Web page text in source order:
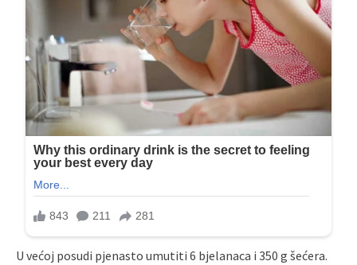
U većoj posudi pjenasto umutiti 6 bjelanaca i 350 g šećera.